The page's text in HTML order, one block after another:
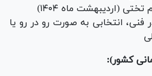
(اردیبهشت ماه ۱۴۰۴)
انتخابی به صورت رو در رو یا
کشور):